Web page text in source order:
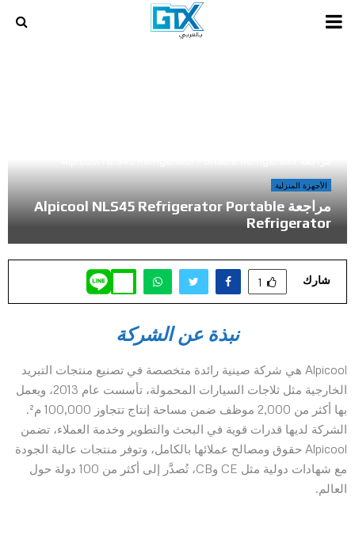
PRIMARY
الأجهزة المنزلية
مراجعة Alpicool NLS45 Refrigerator Portable
Refrigerator
شارك 1
نبذة عن الشركة
Alpicool هي شركة صينية رائدة متخصصة في تصنيع منتجات التبريد
الخارجية مثل ثلاجات السيارات المحمولة، تأسست عام 2013، ويعمل
بها أكثر من 2,000 موظف ضمن مساحة إنتاج تتجاوز 100,000 م².
الشركة لديها قدرات قوية في البحث والتطوير وخدمة العملاء، تضمن
Alpicool حقوق ومصالح عملائها بالكامل، وتوفر منتجات عالية الجودة
مع شهادات دولية مثل CE وCB، تُصدَّر إلى أكثر من 100 دولة حول
العالم.